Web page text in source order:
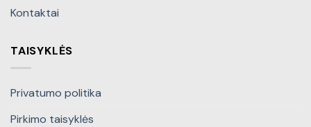
Kontaktai
TAISYKLĖS
Privatumo politika
Pirkimo taisyklės